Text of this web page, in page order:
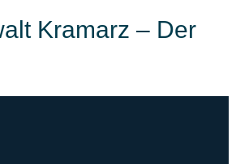
Kramarz – Der